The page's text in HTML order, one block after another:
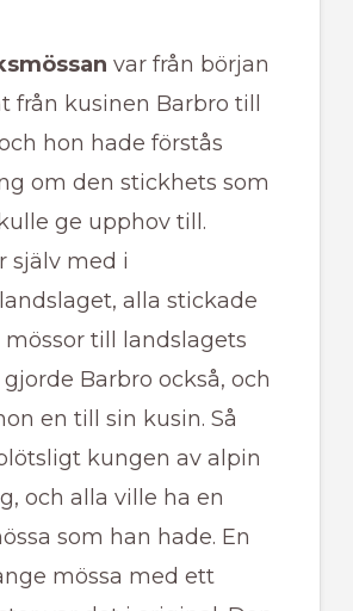
var från början
från kusinen Barbro till
hon hade förstås
om den stickhets som
ge upphov till.
själv med i
alla stickade
mössor till landslagets
Barbro också, och
en till sin kusin. Så
kungen av alpin
och alla ville ha en
som han hade. En
mössa med ett